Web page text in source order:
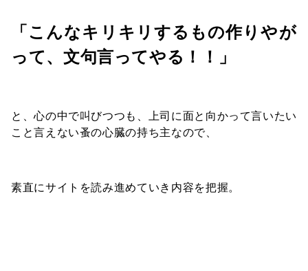
「こんなキリキリするもの作りやが
って、文句言ってやる！！」
と、心の中で叫びつつも、上司に面と向かって言いたい
こと言えない蚤の心臓の持ち主なので、
素直にサイトを読み進めていき内容を把握。